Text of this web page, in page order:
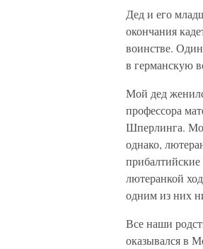
Дед и его
окончания
воинстве.
в германскую
Мой дед
профессора
Шперлинга.
однако,
лютеранкой
одним из них
Все наши
оказывался в